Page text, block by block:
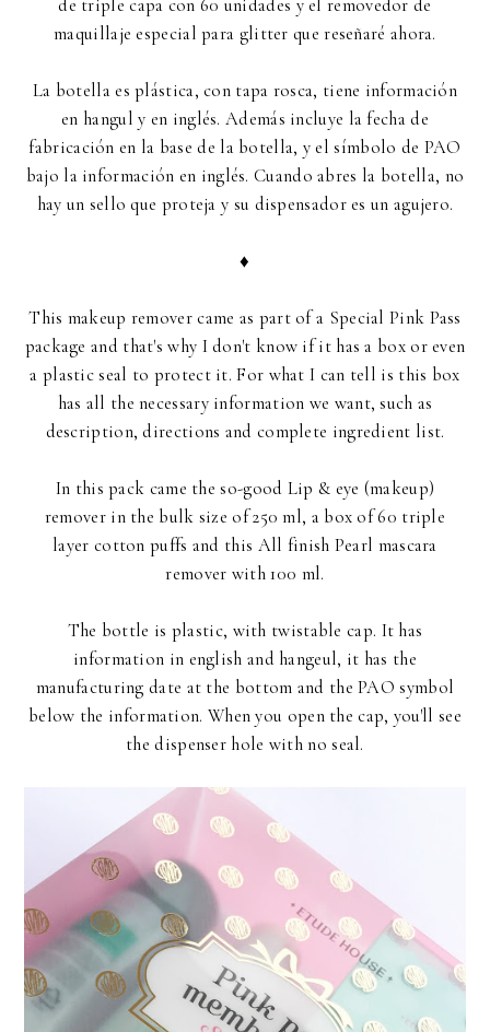
de triple capa con 60 unidades y el removedor de
maquillaje especial para glitter que reseñaré ahora.
La botella es plástica, con tapa rosca, tiene información
en hangul y en inglés. Además incluye la fecha de
fabricación en la base de la botella, y el símbolo de PAO
bajo la información en inglés. Cuando abres la botella, no
hay un sello que proteja y su dispensador es un agujero.
♦
This makeup remover came as part of a Special Pink Pass
package and that's why I don't know if it has a box or even
a plastic seal to protect it. For what I can tell is this box
has all the necessary information we want, such as
description, directions and complete ingredient list.
In this pack came the so-good Lip & eye (makeup)
remover in the bulk size of 250 ml, a box of 60 triple
layer cotton puffs and this All finish Pearl mascara
remover with 100 ml.
The bottle is plastic, with twistable cap. It has
information in english and hangeul, it has the
manufacturing date at the bottom and the PAO symbol
below the information. When you open the cap, you'll see
the dispenser hole with no seal.